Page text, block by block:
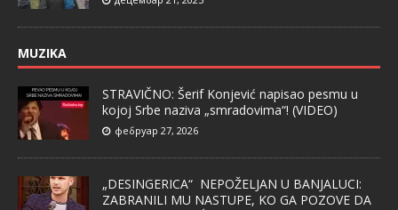
MUZIKA
STRAVIČNO: Šerif Konjević napisao pesmu u
kojoj Srbe naziva „smradovima“! (VIDEO)
фебруар 27, 2026
„DESINGERICA“ NEPOŽELJAN U BANJALUCI:
ZABRANILI MU NASTUPE, KO GA POZOVE DA